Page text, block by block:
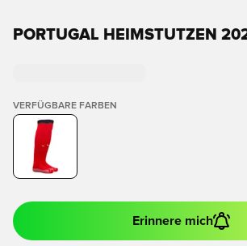
PORTUGAL HEIMSTUTZEN
VERFÜGBARE FARBEN
Erinnere mich